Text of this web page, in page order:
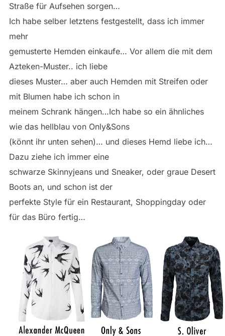
Straße für Aufsehen sorgen…
Ich habe selber letztens festgestellt, dass ich immer
mehr
gemusterte Hemden einkaufe… Vor allem die mit dem
Azteken-Muster.. ich liebe
dieses Muster… aber auch Hemden mit Streifen oder
mit Blumen habe ich schon in
meinem Schrank hängen…Ich habe so ein ähnliches
wie das hellblau von Only&Sons
(könnt ihr unten sehen)… und dieses Hemd liebe ich…
Dazu ziehe ich immer eine
schwarze Skinnyjeans und Sneaker, oder graue Desert
Boots an, und schon ist der
perfekte Style für ein Restaurant, Shoppingday oder
für das Büro fertig…